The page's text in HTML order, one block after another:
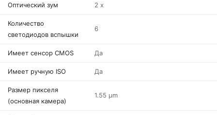
Оптический зум 2 x
Количество
светодиодов вспышки
6
Имеет сенсор CMOS Да
Имеет ручную ISO Да
Размер пикселя
(основная камера)
1.55 µm